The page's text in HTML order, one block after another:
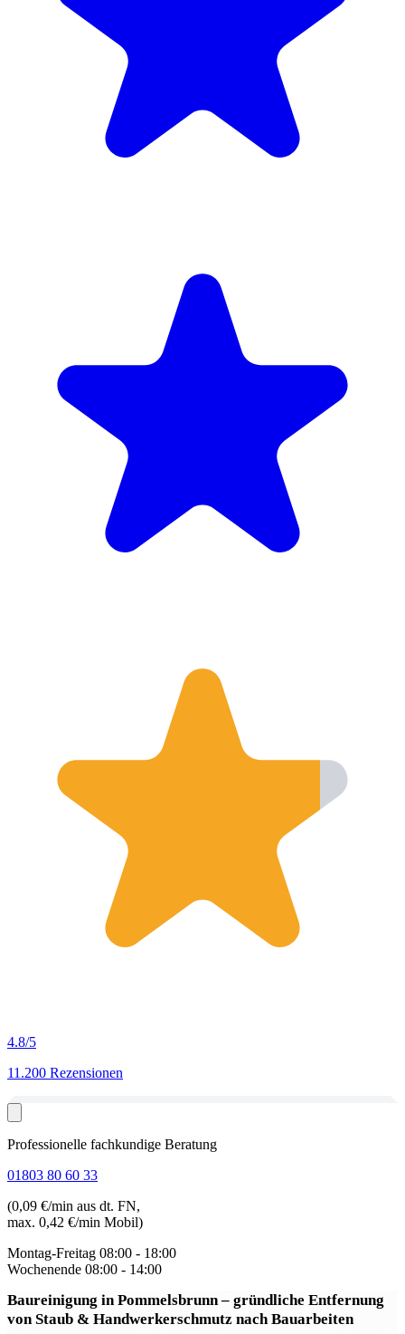
4.8/5
11.200 Rezensionen
Professionelle fachkundige Beratung
01803 80 60 33
(0,09 €/min aus dt. FN,
max. 0,42 €/min Mobil)
Montag-Freitag 08:00 - 18:00
Wochenende 08:00 - 14:00
Baureinigung in Pommelsbrunn– gründliche Entfernung
von Staub & Handwerkerschmutz nach Bauarbeiten